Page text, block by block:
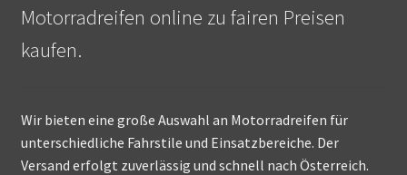
Motorradreifen online zu fairen Preisen
kaufen.
Wir bieten eine große Auswahl an Motorradreifen für
unterschiedliche Fahrstile und Einsatzbereiche. Der
Versand erfolgt zuverlässig und schnell nach Österreich.